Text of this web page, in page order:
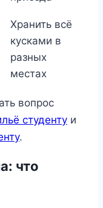
Хранить всё
кусками в
разных
местах
вопрос
студенту и
.
что